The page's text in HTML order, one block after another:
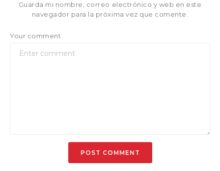
Guarda mi nombre, correo electrónico y web en este
navegador para la próxima vez que comente.
Your comment